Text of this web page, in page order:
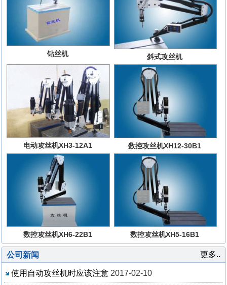
钻丝机 斜式攻丝机
电动攻丝机XH3-12A1 数控攻丝机XH12-30B1
数控攻丝机XH6-22B1 数控攻丝机XH5-16B1
更多..
公司新闻
使用自动攻丝机时应该注意 2017-02-10